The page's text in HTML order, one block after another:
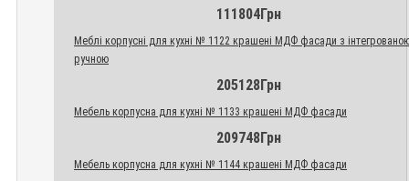
111804Грн
Меблі корпусні для кухні № 1122 крашені МДФ фасади з
ручною
205128Грн
Мебель корпусна для кухні № 1133 крашені МДФ фасади
209748Грн
Мебель корпусна для кухні № 1144 крашені МДФ фасади